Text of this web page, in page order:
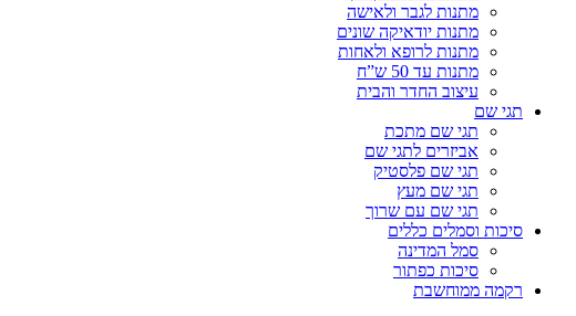
מתנות לגבר ולאישה
מתנות יודאיקה שונים
מתנות לרופא ולאחות
מתנות עד 50 ש”ח
עיצוב החדר והבית
תגי שם
תגי שם מתכת
אביזרים לתגי שם
תגי שם פלסטיק
תגי שם מעץ
תגי שם עם שרוך
סיכות וסמלים כללים
סמל המדינה
סיכות כפתור
רקמה ממוחשבת